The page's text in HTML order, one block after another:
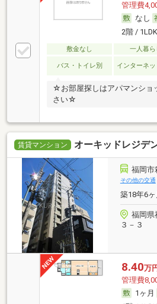
管理費
なし
2階 /
敷金なし 一人暮ら
バス・トイレ別 インターネ
☆お部屋探しはアパマンショ
さい☆
賃貸マンション オーキッドレジデ
福岡市
その他の交通
築18年6
福岡県
３－３
8.40万
管理費
1ヶ月